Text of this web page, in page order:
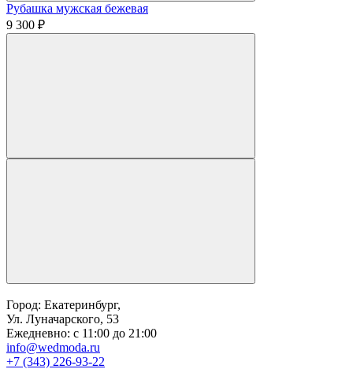
Рубашка мужская бежевая
9 300 ₽
Город: Екатеринбург,
Ул. Луначарского, 53
Ежедневно: с 11:00 до 21:00
info@wedmoda.ru
+7 (343) 226-93-22